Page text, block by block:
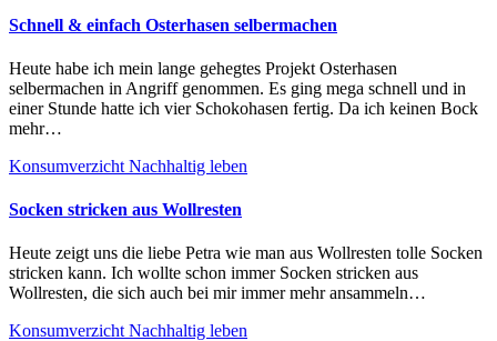
Schnell & einfach Osterhasen selbermachen
Heute habe ich mein lange gehegtes Projekt Osterhasen
selbermachen in Angriff genommen. Es ging mega schnell und in
einer Stunde hatte ich vier Schokohasen fertig. Da ich keinen Bock
mehr…
Konsumverzicht Nachhaltig leben
Socken stricken aus Wollresten
Heute zeigt uns die liebe Petra wie man aus Wollresten tolle Socken
stricken kann. Ich wollte schon immer Socken stricken aus
Wollresten, die sich auch bei mir immer mehr ansammeln…
Konsumverzicht Nachhaltig leben